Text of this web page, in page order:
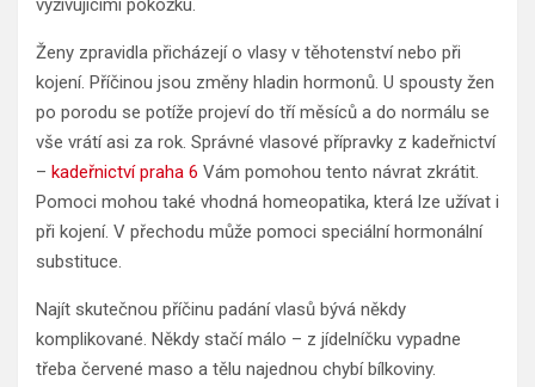
vyživujícími pokožku.
Ženy zpravidla přicházejí o vlasy v těhotenství nebo při
kojení. Příčinou jsou změny hladin hormonů. U spousty žen
po porodu se potíže projeví do tří měsíců a do normálu se
vše vrátí asi za rok. Správné vlasové přípravky z kadeřnictví
– kadeřnictví praha 6 Vám pomohou tento návrat zkrátit.
Pomoci mohou také vhodná homeopatika, která lze užívat i
při kojení. V přechodu může pomoci speciální hormonální
substituce.
Najít skutečnou příčinu padání vlasů bývá někdy
komplikované. Někdy stačí málo – z jídelníčku vypadne
třeba červené maso a tělu najednou chybí bílkoviny.